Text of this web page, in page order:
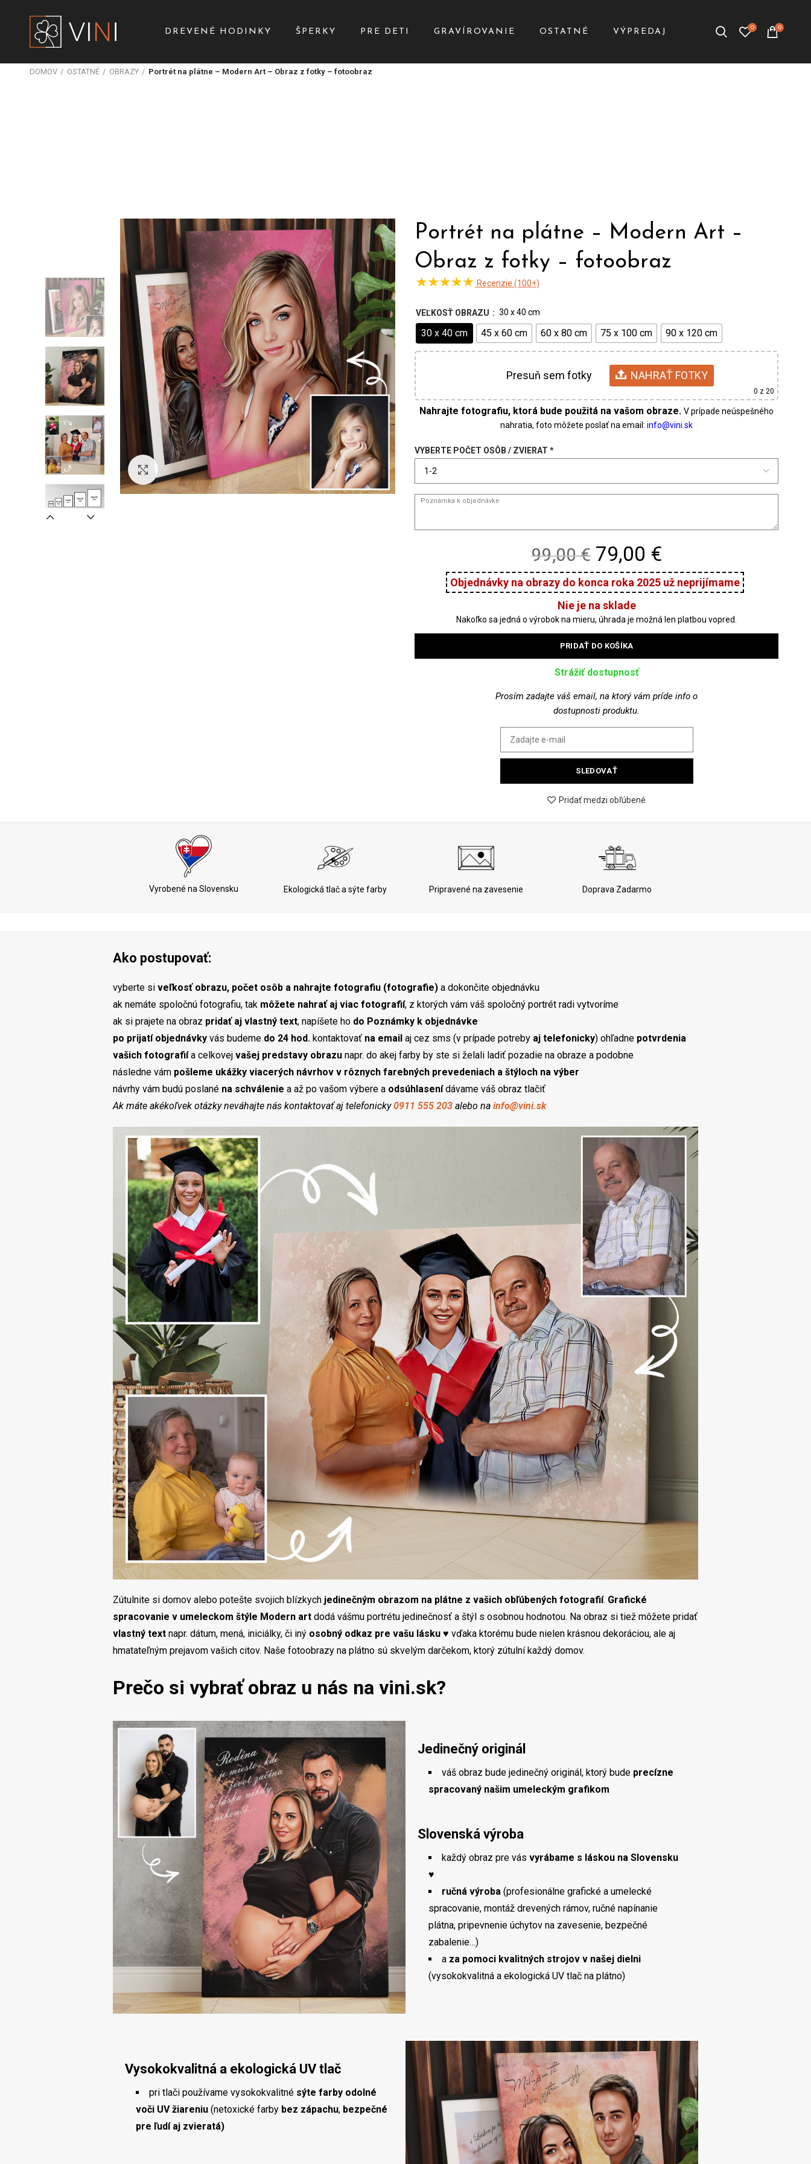
DREVENÉ HODINKY ŠPERKY PRE DETI GRAVÍROVANIE OSTATNÉ VÝPREDAJ 0 0
DOMOV OSTATNÉ OBRAZY Portrét na plátne – Modern Art – Obraz z fotky – fotoobraz
Zväčšiť
Recenzie (100+)
Portrét na plátne – Modern Art –
Obraz z fotky – fotoobraz
VEĽKOSŤ OBRAZU 30 x 40 cm
30 x 40 cm 45 x 60 cm 60 x 80 cm 75 x 100 cm 90 x 120 cm
V prípade neúspešného
nahratia, foto môžete poslať na email:
Presuň sem fotky NAHRAŤ FOTKY
0 z 20
VYBERTE POČET OSÔB / ZVIERAT *
99,00 € Original
price
was:
99,00 €.
79,00 €Current
price
is:
79,00 €.
Nie je na sklade
PRIDAŤ DO KOŠÍKA
Strážiť dostupnosť
Prosím zadajte váš email, na ktorý vám príde info o
dostupnosti produktu.
SLEDOVAŤ
Pridať medzi obľúbené
Vyrobené na Slovensku Ekologická tlač a sýte farby Pripravené na zavesenie Doprava Zadarmo
Ako postupovať:
vyberte si veľkosť obrazu, počet osôb a nahrajte fotografiu (fotografie)a dokončite objednávku
ak nemáte spoločnú fotografiu, tak môžete nahrať aj viac fotografií, z ktorých vám váš spoločný portrét radi vytvoríme
ak si prajete na obraz pridať aj vlastný text, napíšete ho do Poznámky k objednávke
po prijatí objednávkyvás budeme do 24 hod.kontaktovať na emailaj cez sms (v prípade potreby aj telefonicky) ohľadne potvrdenia
vašich fotografiía celkovej vašej predstavy obrazunapr. do akej farby by ste si želali ladiť pozadie na obraze a podobne
následne vám pošleme ukážky viacerých návrhov v rôznych farebných prevedeniach a štýloch na výber
návrhy vám budú poslané na schválenie a až po vašom výbere a odsúhlasenídávame váš obraz tlačiť
Ak máte akékoľvek otázky neváhajte nás kontaktovať aj telefonicky0911 555 203alebo na info@vini.sk
Zútulnite si domov alebo potešte svojich blízkych jedinečným obrazom na plátne z vašich obľúbených fotografií. Grafické
spracovanie v umeleckom štýle Modern artdodá vášmu portrétu jedinečnosť a štýl s osobnou hodnotou. Na obraz si tiež môžete pridať
vlastný textnapr. dátum, mená, iniciálky, či iný osobný odkaz pre vašu lásku♥ vďaka ktorému bude nielen krásnou dekoráciou, ale aj
hmatateľným prejavom vašich citov. Naše fotoobrazy na plátno sú skvelým darčekom, ktorý zútulní každý domov.
Prečo si vybrať obraz u nás na vini.sk?
Jedinečný originál
váš obraz bude jedinečný originál, ktorý bude precízne
spracovaný našim umeleckým grafikom
Slovenská výroba
každý obraz pre vás vyrábame s láskou na Slovensku
♥
ručná výroba(profesionálne grafické a umelecké
spracovanie, montáž drevených rámov, ručné napínanie
plátna, pripevnenie úchytov na zavesenie, bezpečné
zabalenie…)
a za pomoci kvalitných strojov v našej dielni
(vysokokvalitná a ekologická UV tlač na plátno)
Vysokokvalitná a ekologická UV tlač
pri tlači používame vysokokvalitné sýte farby odolné
voči UV žiareniu(netoxické farby bez zápachu, bezpečné
pre ľudí aj zvieratá)